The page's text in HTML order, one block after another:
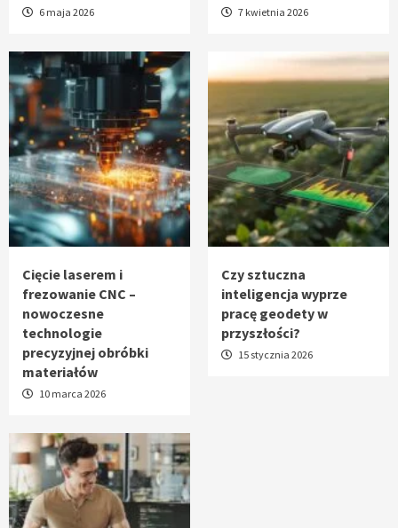
6 maja 2026 7 kwietnia 2026
Cięcie laserem i
frezowanie CNC –
nowoczesne
technologie
precyzyjnej obróbki
materiałów
10 marca 2026
Czy sztuczna
inteligencja wyprze
pracę geodety w
przyszłości?
15 stycznia 2026